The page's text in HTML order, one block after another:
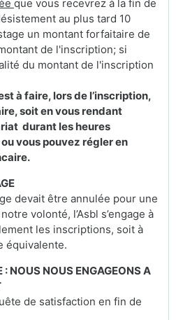
que vous recevrez à la fin de
au plus tard 10
un montant forfaitaire de
de l'inscription; si
du montant de l'inscription
à faire, lors de l’inscription,
soit en vous rendant
durant les heures
vous pouvez régler en
devait être annulée pour une
volonté, l’Asbl s’engage à
les inscriptions, soit à
équivalente.
NOUS NOUS ENGAGEONS A
de satisfaction en fin de